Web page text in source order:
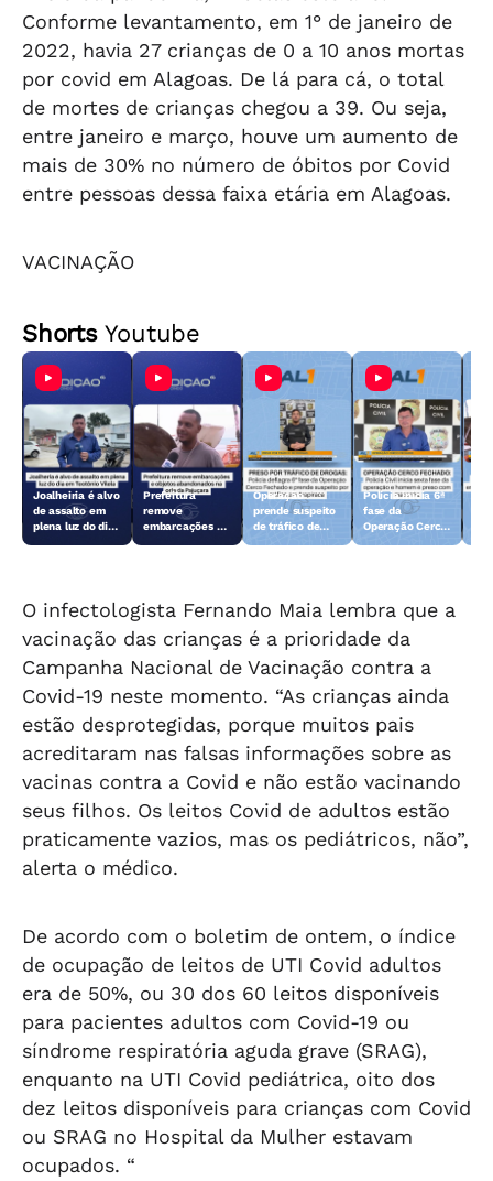
Conforme levantamento, em 1° de janeiro de
2022, havia 27 crianças de 0 a 10 anos mortas
por covid em Alagoas. De lá para cá, o total
de mortes de crianças chegou a 39. Ou seja,
entre janeiro e março, houve um aumento de
mais de 30% no número de óbitos por Covid
entre pessoas dessa faixa etária em Alagoas.
VACINAÇÃO
ShortsYoutube
Joalheiria é alvo
de assalto em
plena luz do dia
Prefeitura
remove
embarcações e
Operação
prende suspeito
de tráfico de
Polícia inicia 6ª
fase da
Operação Cerco
O infectologista Fernando Maia lembra que a
vacinação das crianças é a prioridade da
Campanha Nacional de Vacinação contra a
Covid-19 neste momento. “As crianças ainda
estão desprotegidas, porque muitos pais
acreditaram nas falsas informações sobre as
vacinas contra a Covid e não estão vacinando
seus filhos. Os leitos Covid de adultos estão
praticamente vazios, mas os pediátricos, não”,
alerta o médico.
De acordo com o boletim de ontem, o índice
de ocupação de leitos de UTI Covid adultos
era de 50%, ou 30 dos 60 leitos disponíveis
para pacientes adultos com Covid-19 ou
síndrome respiratória aguda grave (SRAG),
enquanto na UTI Covid pediátrica, oito dos
dez leitos disponíveis para crianças com Covid
ou SRAG no Hospital da Mulher estavam
ocupados. “